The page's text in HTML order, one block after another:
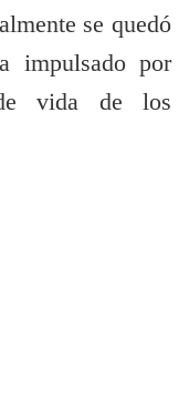
se quedó
impulsado por
vida de los